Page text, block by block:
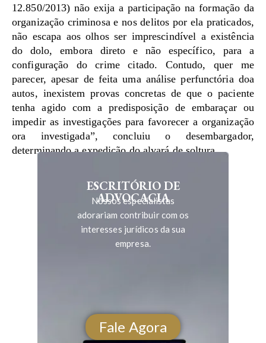
12.850/2013) não exija a participação na formação da
organização criminosa e nos delitos por ela praticados,
não escapa aos olhos ser imprescindível a existência
do dolo, embora direto e não específico, para a
configuração do crime citado. Contudo, quer me
parecer, apesar de feita uma análise perfunctória doa
autos, inexistem provas concretas de que o paciente
tenha agido com a predisposição de embaraçar ou
impedir as investigações para favorecer a organização
ora investigada”, concluiu o desembargador,
determinando a expedição do alvará de soltura.
ESCRITÓRIO DE
ADVOCACIA
Nossos especialistas
adorariam contribuir com os
interesses jurídicos da sua
empresa.
Fale Agora